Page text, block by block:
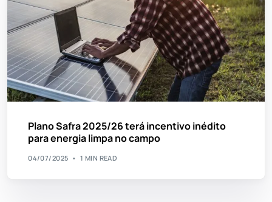
Plano Safra 2025/26 terá incentivo inédito
para energia limpa no campo
04/07/2025 1 MIN READ